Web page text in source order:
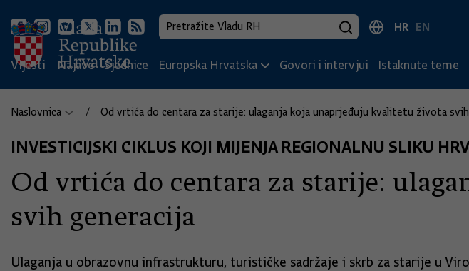
HR EN
Vijesti Najave Sjednice Europska Hrvatska Govori i intervjui Istaknute teme
Naslovnica Od vrtića do centara za starije: ulaganja koja unaprjeđuju kvalitetu života
INVESTICIJSKI CIKLUS KOJI MIJENJA REGIONALNU SLIKU
Od vrtića do centara za starije:
svih generacija
Ulaganja u obrazovnu infrastrukturu, turističke sadržaje i skrb za starije u